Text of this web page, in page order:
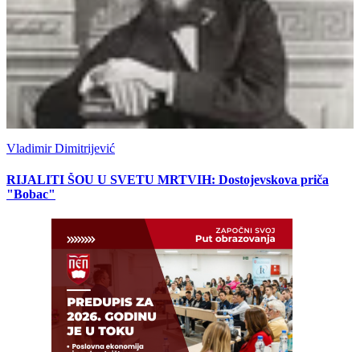
Vladimir Dimitrijević
RIJALITI ŠOU U SVETU MRTVIH: Dostojevskova priča
"Bobac"